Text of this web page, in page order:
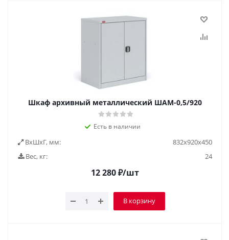
Шкаф архивный металлический ШАМ-0,5/920
Есть в наличии
ВxШxГ, мм:
832х920х450
Вес, кг:
24
12 280₽/шт
В корзину